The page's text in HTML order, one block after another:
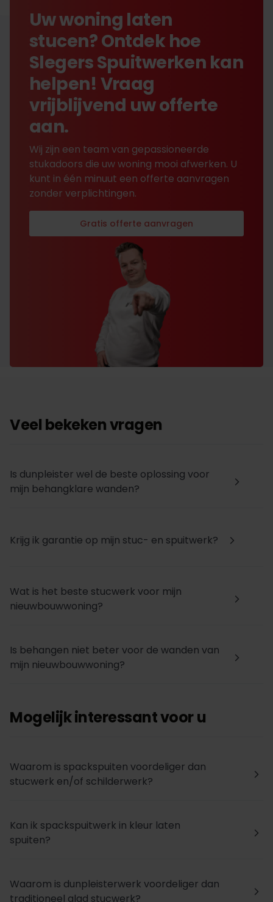
Uw woning laten
stucen? Ontdek hoe
Slegers Spuitwerken kan
helpen! Vraag
vrijblijvend uw offerte
aan.
Wij zijn een team van gepassioneerde
stukadoors die uw woning mooi afwerken. U
kunt in één minuut een offerte aanvragen
zonder verplichtingen.
Gratis offerte aanvragen
Veel bekeken vragen
Mogelijk interessant voor u
Is dunpleister wel de beste oplossing voor
mijn behangklare wanden?
arrow_forward_ios
Krijg ik garantie op mijn stuc- en spuitwerk? arrow_forward_ios
Wat is het beste stucwerk voor mijn
nieuwbouwwoning?
arrow_forward_ios
Is behangen niet beter voor de wanden van
mijn nieuwbouwwoning?
arrow_forward_ios
Waarom is spackspuiten voordeliger dan
stucwerk en/of schilderwerk?
arrow_forward_ios
Kan ik spackspuitwerk in kleur laten
spuiten?
arrow_forward_ios
Waarom is dunpleisterwerk voordeliger dan
traditioneel glad stucwerk?
arrow_forward_ios